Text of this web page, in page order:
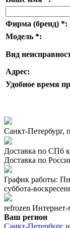
Фирма (бренд) *:
Модель *:
Вид
Адрес:
Удобное время
Санкт-Петербург,
Доставка по СПб
Доставка по
График работы:
суббота-
refrozen Интернет-
Ваш регион